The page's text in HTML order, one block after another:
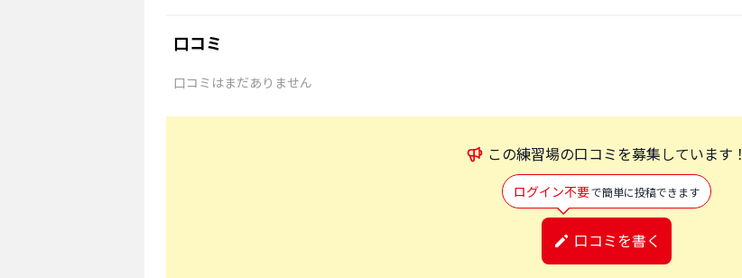
口コミ
口コミはまだありません
この練習場の口コミを募集しています！
ログイン不要で簡単に投稿できます
口コミを書く